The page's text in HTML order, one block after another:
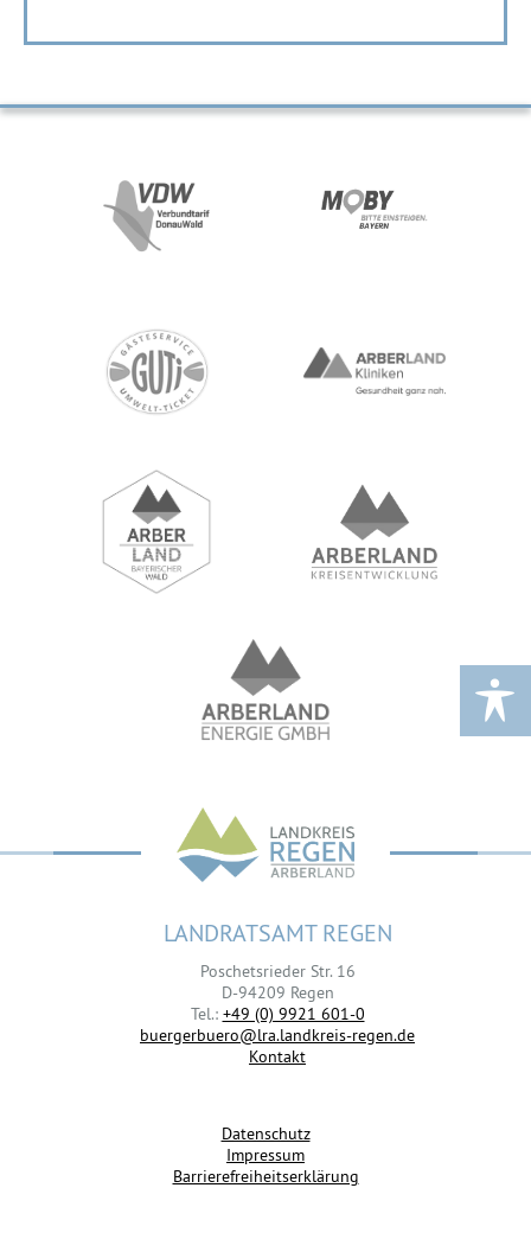
LANDRATSAMT REGEN
Poschetsrieder Str. 16
D-94209 Regen
Tel.: +49 (0) 9921 601-0
buergerbuero@lra.landkreis-regen.de
Kontakt
Datenschutz
Impressum
Barrierefreiheitserklärung